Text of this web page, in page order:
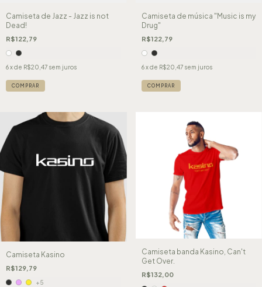
Camiseta de Jazz - Jazz is not
Dead!
R$122,79
6x de R$20,47 sem juros
COMPRAR
Camiseta de música "Music is my
Drug"
R$122,79
6 x de R$20,47 sem juros
COMPRAR
Camiseta Kasino
R$129,79
+5
Camiseta banda Kasino, Can't
Get Over.
R$132,00